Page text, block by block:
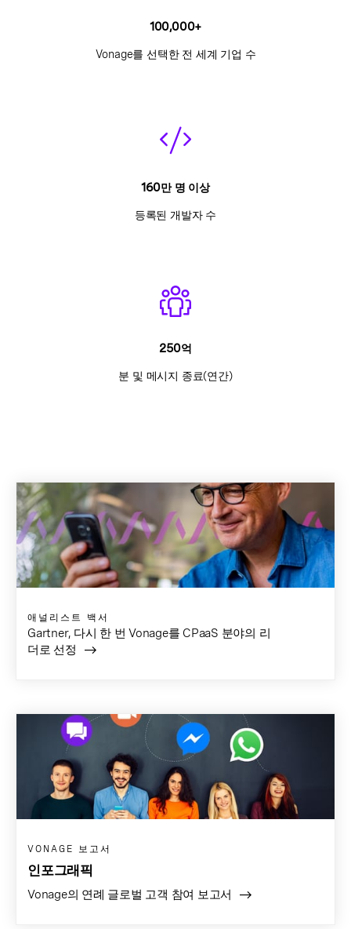
100,000+
Vonage를 선택한 전 세계 기업 수
160만 명 이상
등록된 개발자 수
250억
분 및 메시지 종료(연간)
애널리스트 백서
Gartner, 다시 한 번 Vonage를 CPaaS 분야의 리
더로 선정
VONAGE 보고서
인포그래픽
Vonage의 연례 글로벌 고객 참여 보고서